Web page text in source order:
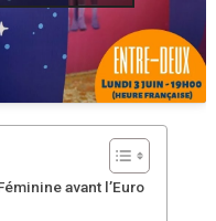
avant l’Euro